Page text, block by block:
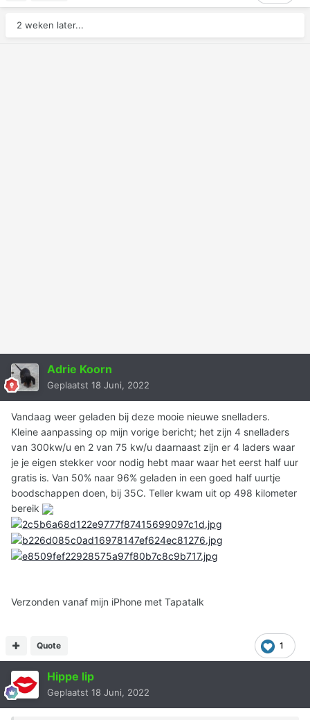
2 weken later...
Adrie Koorn
Geplaatst 18 Juni, 2022
Vandaag weer geladen bij deze mooie nieuwe snelladers.
Kleine aanpassing op mijn vorige bericht; het zijn 4 snelladers
van 300kw/u en 2 van 75 kw/u daarnaast zijn er 4 laders waar
je je eigen stekker voor nodig hebt maar waar het eerst half uur
gratis is. Van 50% naar 96% geladen in een goed half uurtje
boodschappen doen, bij 35C. Teller kwam uit op 498 kilometer
bereik
Verzonden vanaf mijn iPhone met Tapatalk
1
Quote
Hippe lip
Geplaatst 18 Juni, 2022